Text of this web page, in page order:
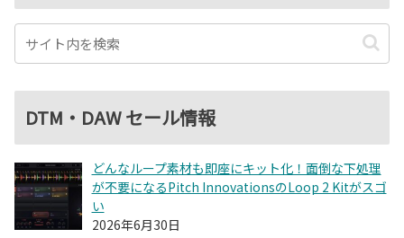
DTM・DAW セール情報
どんなループ素材も即座にキット化！面倒な下処理
が不要になるPitch InnovationsのLoop 2 Kitがスゴ
い
2026年6月30日